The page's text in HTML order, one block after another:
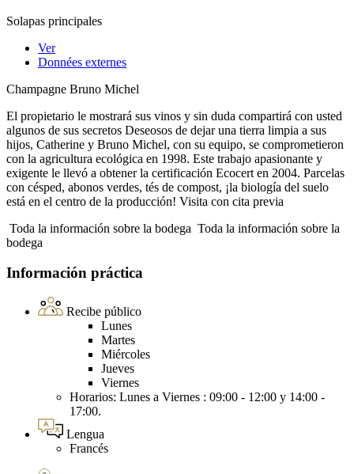
Solapas principales
Ver
Données externes
Champagne Bruno Michel
El propietario le mostrará sus vinos y sin duda compartirá con usted
algunos de sus secretos Deseosos de dejar una tierra limpia a sus
hijos, Catherine y Bruno Michel, con su equipo, se comprometieron
con la agricultura ecológica en 1998. Este trabajo apasionante y
exigente le llevó a obtener la certificación Ecocert en 2004. Parcelas
con césped, abonos verdes, tés de compost, ¡la biología del suelo
está en el centro de la producción! Visita con cita previa
Toda la información sobre la bodega Toda la información sobre la
bodega
Información práctica
Recibe público
Lunes
Martes
Miércoles
Jueves
Viernes
Horarios: Lunes a Viernes : 09:00 - 12:00 y 14:00 -
17:00.
Lengua
Francés